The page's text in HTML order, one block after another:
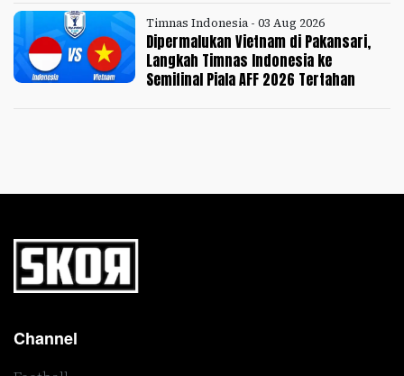
Timnas Indonesia - 03 Aug 2026
Dipermalukan Vietnam di Pakansari,
Langkah Timnas Indonesia ke
Semifinal Piala AFF 2026 Tertahan
Channel